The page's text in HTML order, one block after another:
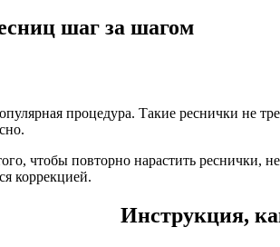
шаг за шагом
процедура. Такие реснички не
чтобы повторно нарастить реснички,
коррекцией.
Инструкция,